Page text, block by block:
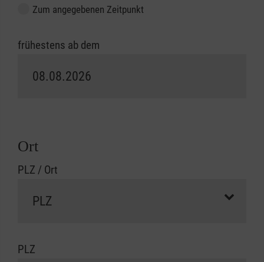
Zum angegebenen Zeitpunkt
frühestens ab dem
Ort
PLZ / Ort
PLZ